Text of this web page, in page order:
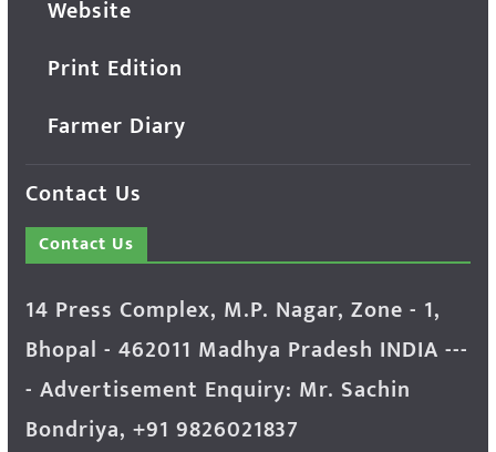
Website
Print Edition
Farmer Diary
Contact Us
Contact Us
14 Press Complex, M.P. Nagar, Zone - 1,
Bhopal - 462011 Madhya Pradesh INDIA ---
- Advertisement Enquiry: Mr. Sachin
Bondriya, +91 9826021837